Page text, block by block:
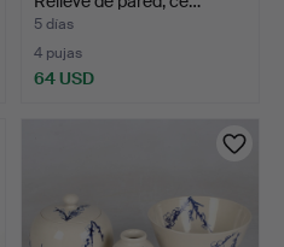
5 días
4 pujas
64 USD